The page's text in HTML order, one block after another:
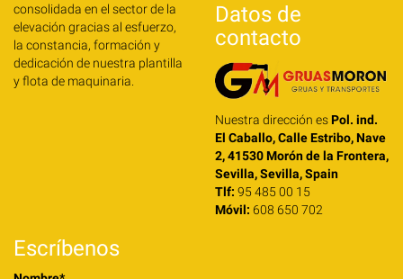
consolidada en el sector de la
elevación gracias al esfuerzo,
la constancia, formación y
dedicación de nuestra plantilla
y flota de maquinaria.
Datos de
contacto
Nuestra dirección esPol. ind.
El Caballo, Calle Estribo, Nave
2, 41530 Morón de la Frontera,
Sevilla, Sevilla, Spain
Tlf: 95 485 00 15
Móvil: 608 650 702
Escríbenos